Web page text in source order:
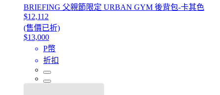
BRIEFING 父親節限定 URBAN GYM 後背包-卡其色
$12,112
(售價已折)
$13,000
P幣
折扣